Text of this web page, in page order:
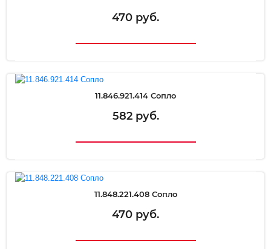
470 руб.
11.846.921.414 Сопло
582 руб.
11.848.221.408 Сопло
470 руб.